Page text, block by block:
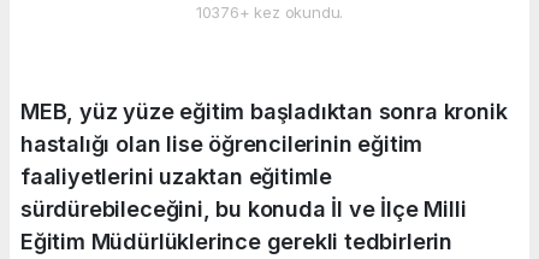
10376+ kez okundu.
MEB, yüz yüze eğitim başladıktan sonra kronik
hastalığı olan lise öğrencilerinin eğitim
faaliyetlerini uzaktan eğitimle
sürdürebileceğini, bu konuda İl ve İlçe Milli
Eğitim Müdürlüklerince gerekli tedbirlerin